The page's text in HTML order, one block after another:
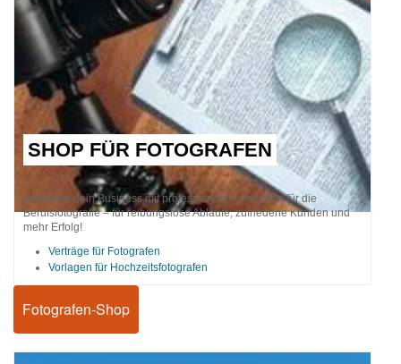
SHOP FÜR FOTOGRAFEN
Optimiere dein Business mit professionellen Vorlagen für die
Berufsfotografie – für reibungslose Abläufe, zufriedene Kunden und
mehr Erfolg!
Verträge für Fotografen
Vorlagen für Hochzeitsfotografen
Fotografen-Shop